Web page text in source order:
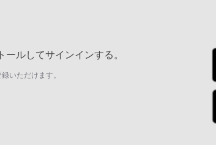
ルしてサインインする。
いただけます。